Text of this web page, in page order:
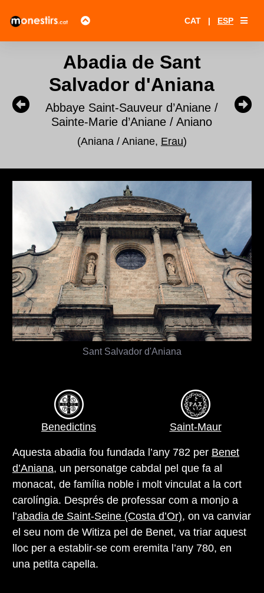
CAT | ESP
Abadia de Sant
Salvador d'Aniana
Abbaye Saint-Sauveur d’Aniane /
Sainte-Marie d’Aniane / Aniano
(Aniana / Aniane, Erau)
Sant Salvador d'Aniana
Benedictins Saint-Maur
Aquesta abadia fou fundada l’any 782 per Benet
d’Aniana, un personatge cabdal pel que fa al
monacat, de família noble i molt vinculat a la cort
carolíngia. Després de professar com a monjo a
l’abadia de Saint-Seine (Costa d’Or), on va canviar
el seu nom de Witiza pel de Benet, va triar aquest
lloc per a establir-se com eremita l’any 780, en
una petita capella.